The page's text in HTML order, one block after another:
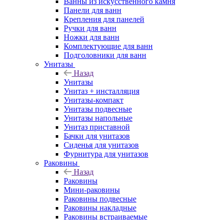
Панели для ванн
Крепления для панелей
Ручки для ванн
Ножки для ванн
Комплектующие для ванн
Подголовники для ванн
Унитазы
Назад
Унитазы
Унитаз + инсталляция
Унитазы-компакт
Унитазы подвесные
Унитазы напольные
Унитаз приставной
Бачки для унитазов
Сиденья для унитазов
Фурнитура для унитазов
Раковины
Назад
Раковины
Мини-раковины
Раковины подвесные
Раковины накладные
Раковины встраиваемые